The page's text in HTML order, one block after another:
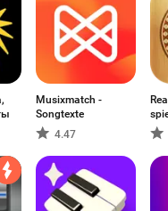
Musixmatch -
Songtexte
4.47